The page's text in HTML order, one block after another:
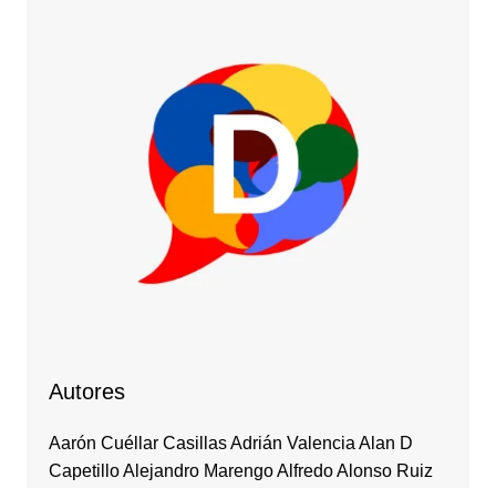
Autores
Aarón Cuéllar Casillas Adrián Valencia Alan D
Capetillo Alejandro Marengo Alfredo Alonso Ruiz